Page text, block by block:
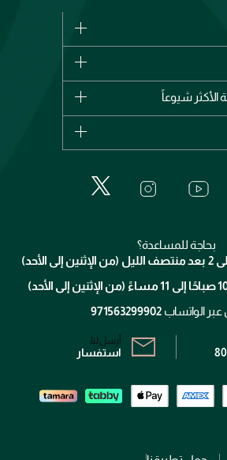
الأكثر شيوعاً
بحاجة للمساعدة؟
عبر الواتساب 971563299902
أرسل لنا:
استفسار